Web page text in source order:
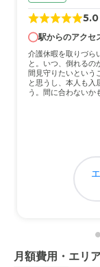
5.0
駅からのアクセ
介護休暇を取りづら
と。いつ、倒れる
間見守りたいという
と思うし、本人も入
う。間に合わないか
月額費用・エリ